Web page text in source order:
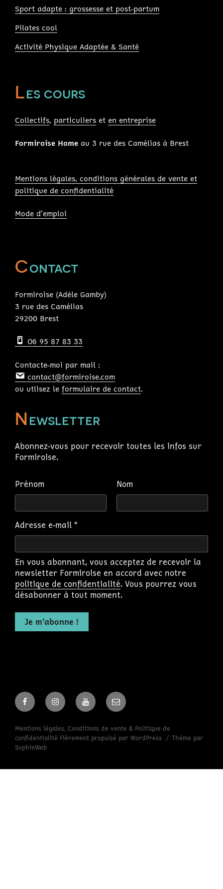
Sport adapte : grossesse et post-partum
Pilates cool
Activité Physique Adaptée & Santé
Les cours
Collectifs, particuliers et en entreprise
Formiroise Home au 3 rue des Camélias à Brest
Mentions légales, conditions générales de vente et
politique de confidentialité
Mode d’emploi
Contact
Formiroise (Adèle Gamby)
3 rue des Camélias
29200 Brest
O6 95 87 83 33
Contacte-moi par mail :
contact@formiroise.com
ou utlisez le formulaire de contact.
Newsletter
Abonnez-vous pour recevoir toutes les infos sur
Formiroise.
Prénom Nom
Adresse e-mail *
En vous abonnant, vous acceptez de recevoir la
newsletter Formiroise en accord avec notre
politique de confidentialité. Vous pourrez vous
désabonner à tout moment.
FacebookInstagramYoutubeEmail
Mentions légales, Conditions de vente & Politique de
confidentialité Fièrement propulsé par WordPress
Thème par
SophieWeb